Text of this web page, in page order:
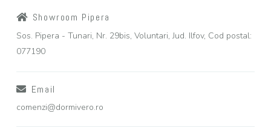
Showroom Pipera
Sos. Pipera - Tunari, Nr. 29bis, Voluntari, Jud. Ilfov, Cod postal:
077190
Email
comenzi@dormivero.ro